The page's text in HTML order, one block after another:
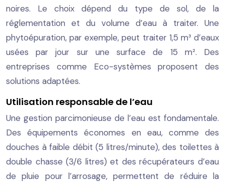
noires. Le choix dépend du type de sol, de la
réglementation et du volume d’eau à traiter. Une
phytoépuration, par exemple, peut traiter 1,5 m³ d’eaux
usées par jour sur une surface de 15 m². Des
entreprises comme Eco-systèmes proposent des
solutions adaptées.
Utilisation responsable de l’eau
Une gestion parcimonieuse de l’eau est fondamentale.
Des équipements économes en eau, comme des
douches à faible débit (5 litres/minute), des toilettes à
double chasse (3/6 litres) et des récupérateurs d’eau
de pluie pour l’arrosage, permettent de réduire la